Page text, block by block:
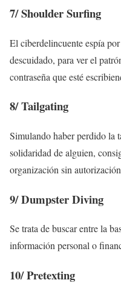
7/Shoulder Surfing
El ciberdelincuente espía
descuidado, para ver el
contraseña que esté
8/Tailgating
Simulando haber perdido la
solidaridad de alguien,
organización sin
9/Dumpster Diving
Se trata de buscar entre la
información personal o
10/Pretexting